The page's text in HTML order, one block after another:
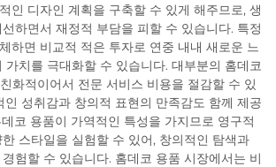
인 디자인 계획을 구축할 수 있게 해주므로, 생
하면서 재정적 부담을 피할 수 있습니다. 특정
하면 비교적 적은 투자로 연중 내내 새로운 느
가치를 극대화할 수 있습니다. 대부분의 홈데코
화적이어서 전문 서비스 비용을 절감할 수 있
인 성취감과 창의적 표현의 만족감도 함께 제공
코 용품이 가역적인 특성을 가지므로 영구적
스타일을 실험할 수 있어, 창의적인 탐색과
험할 수 있습니다. 홈데코 용품 시장에서는 비